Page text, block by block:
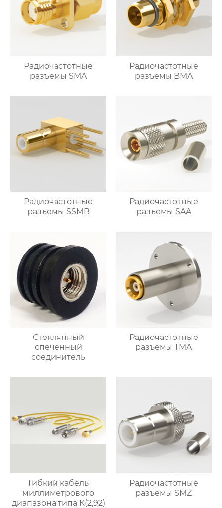
Радиочастотные
разъемы SMA
Радиочастотные
разъемы BMA
Радиочастотные
разъемы SSMB
Радиочастотные
разъемы SAA
Стеклянный
спеченный
соединитель
Радиочастотные
разъемы TMA
Гибкий кабель
миллиметрового
диапазона типа К(2,92)
Радиочастотные
разъемы SMZ